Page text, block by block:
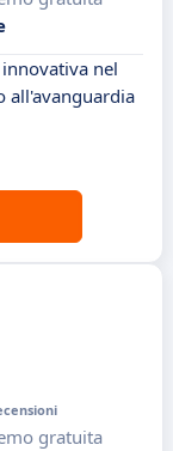
nel
all'avanguardia
gratuita